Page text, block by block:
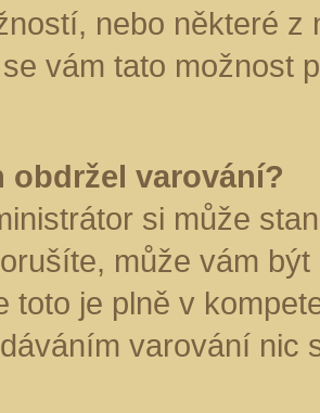
nebo některé z
vám tato možnost
obdržel varování?
si může
může vám
toto je plně v
varování nic